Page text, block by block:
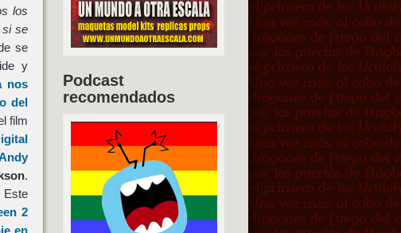
los
si se
se
y
nos
del
film
.
Este
2
en
Podcast
recomendados